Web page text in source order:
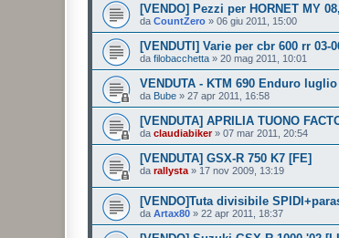
[VENDO] Pezzi per HORNET MY
da CountZero » 06 giu 2011, 15:00
[VENDUTI] Varie per cbr 600 rr 03-
da filobacchetta » 20 mag 2011, 10:01
VENDUTA - KTM 690 Enduro luglio
da Bube » 27 apr 2011, 16:58
[VENDUTA] APRILIA TUONO
da claudiabiker» 07 mar 2011, 20:54
[VENDUTA] GSX-R 750 K7 [FE]
da rallysta » 17 nov 2009, 13:19
[VENDO]Tuta divisibile
da Artax80 » 22 apr 2011, 18:37